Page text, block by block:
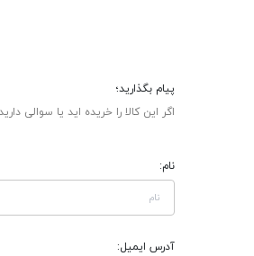
پیام بگذارید؛
اگر این کالا را خریده اید یا سوالی
نام:
آدرس ایمیل: